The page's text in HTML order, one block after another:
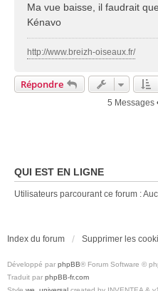
a
g
e
Ma vue baisse, il faudrait
Kénavo
http://www.breizh-oiseaux.fr/
Répondre
5 Messages
QUI EST EN LIGNE
Utilisateurs parcourant ce forum :
Index du forum Supprimer les
Développé par phpBB® Forum Software ©
Traduit par phpBB-fr.com